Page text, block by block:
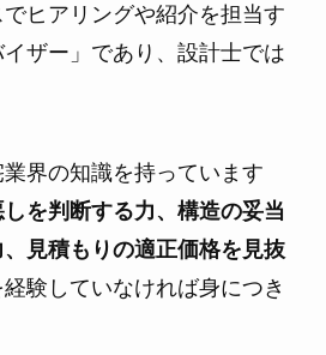
ヒアリングや紹介を担当す
ザー」であり、設計士では
界の知識を持っています
を判断する力、構造の妥当
見積もりの適正価格を見抜
験していなければ身につき